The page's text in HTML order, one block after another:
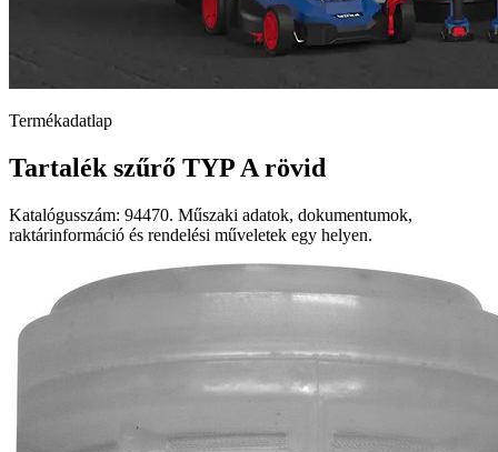
Termékadatlap
Tartalék szűrő TYP A rövid
Katalógusszám: 94470. Műszaki adatok, dokumentumok,
raktárinformáció és rendelési műveletek egy helyen.